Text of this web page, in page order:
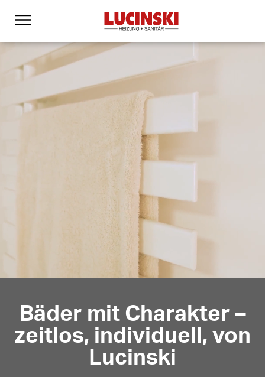
Bäder mit Charakter –
zeitlos, individuell, von
Lucinski